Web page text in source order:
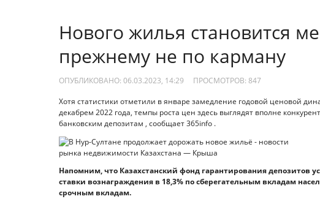
Нового жилья становится
прежнему не по карману
ОПУБЛИКОВАНО: 06.03.2023, 14:29 ПРОСМОТРОВ: 847
Хотя статистики отметили в январе замедление годовой ценовой
декабрем 2022 года, темпы роста цен здесь выглядят вполне
банковским депозитам , сообщает 365info .
Напомним, что Казахстанский фонд гарантирования депозитов
ставки вознаграждения в 18,3% по сберегательным вкладам
срочным вкладам.